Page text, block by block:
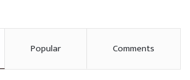
Popular Comments